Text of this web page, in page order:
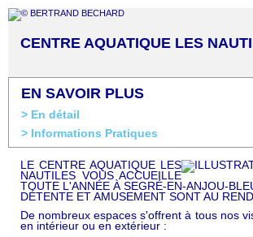
CENTRE AQUATIQUE LES
EN SAVOIR PLUS
> En détail
> Informations Pratiques
LE CENTRE AQUATIQUE LES
NAUTILES VOUS ACCUEILLE
TOUTE L'ANNÉE À SEGRÉ-EN-ANJOU-
DÉTENTE ET AMUSEMENT SONT AU
De nombreux espaces s'offrent à tous nos
en intérieur ou en extérieur :